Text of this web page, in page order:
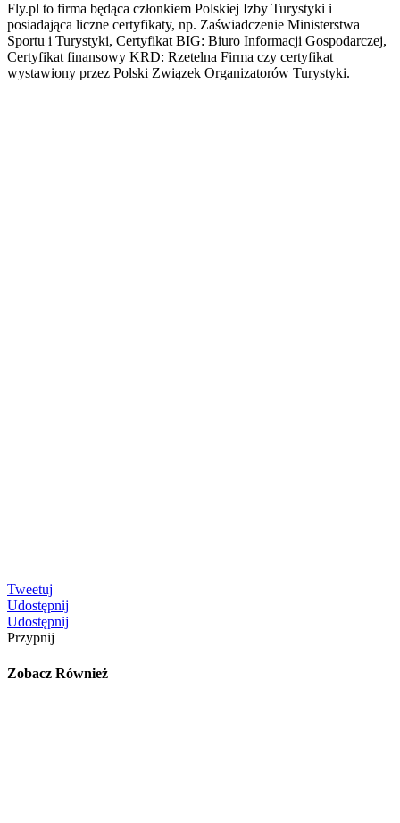
Fly.pl to firma będąca członkiem Polskiej Izby Turystyki i
posiadająca liczne certyfikaty, np. Zaświadczenie Ministerstwa
Sportu i Turystyki, Certyfikat BIG: Biuro Informacji Gospodarczej,
Certyfikat finansowy KRD: Rzetelna Firma czy certyfikat
wystawiony przez Polski Związek Organizatorów Turystyki.
Tweetuj
Udostępnij
Udostępnij
Przypnij
Zobacz Również